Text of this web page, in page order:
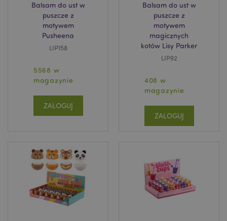
Balsam do ust w
puszcze z
motywem
Pusheena
LIP158
5568 w
magazynie
ZALOGUJ
Balsam do ust w
puszcze z
motywem
magicznych
kotów Lisy Parker
LIP92
408 w
magazynie
ZALOGUJ